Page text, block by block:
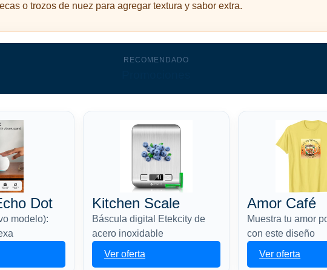
o trozos de nuez para agregar textura y sabor extra.
RECOMENDADO
Dot
modelo):
Kitchen Scale
Báscula digital Etekcity de
acero inoxidable
Ver oferta
Amor Café
Muestra tu amor
con este diseño
Ver oferta